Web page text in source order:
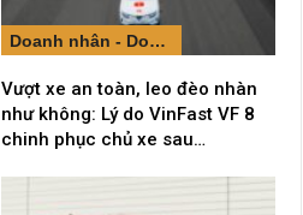
Doanh nhân - Doanh nghiệp
Vượt xe an toàn, leo đèo nhàn
như không: Lý do VinFast VF 8
chinh phục chủ xe sau…